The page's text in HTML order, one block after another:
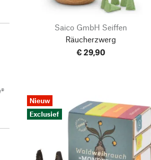
Saico GmbH Seiffen
Räucherzwerg
€ 29,90
Nieuw
Exclusief